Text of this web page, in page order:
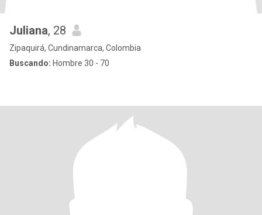
Juliana, 28
Zipaquirá, Cundinamarca, Colombia
Buscando: Hombre 30 - 70